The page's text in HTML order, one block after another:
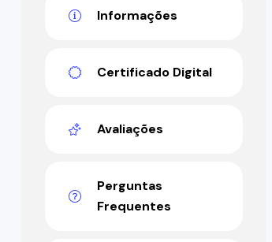
Informações
Certificado Digital
Avaliações
Perguntas
Frequentes